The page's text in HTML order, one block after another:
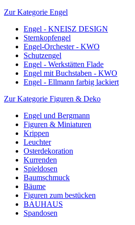
Zur Kategorie Engel
Engel - KNEISZ DESIGN
Sternkopfengel
Engel-Orchester - KWO
Schutzengel
Engel - Werkstätten Flade
Engel mit Buchstaben - KWO
Engel - Ellmann farbig lackiert
Zur Kategorie Figuren & Deko
Engel und Bergmann
Figuren & Miniaturen
Krippen
Leuchter
Osterdekoration
Kurrenden
Spieldosen
Baumschmuck
Bäume
Figuren zum bestücken
BAUHAUS
Spandosen